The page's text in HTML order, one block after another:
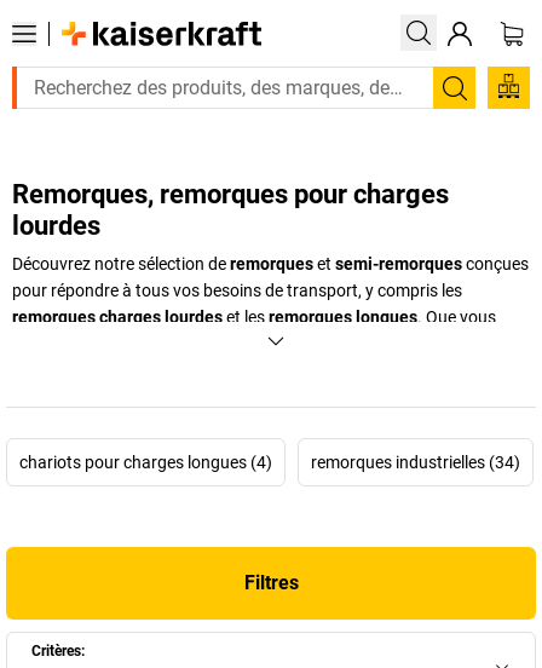
Remorques, remorques pour charges
lourdes
Découvrez notre sélection deremorqueset semi-remorquesconçues
pour répondre à tous vos besoins de transport, y compris les
remorques charges lourdeset lesremorques longues. Que vous
ayez à transporter des charges imposantes ou des équipements de
exigeantes, garantissant ainsi la qualité et la durabilité que vous
chariots pour charges longues (4) remorques industrielles (34)
Filtres
Critères: